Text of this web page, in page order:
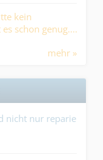
kein
schon genug....
mehr »
nur repariert,